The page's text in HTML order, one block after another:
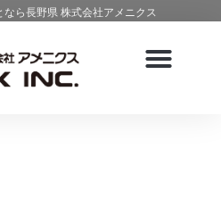
ら長野県 株式会社アメニクス